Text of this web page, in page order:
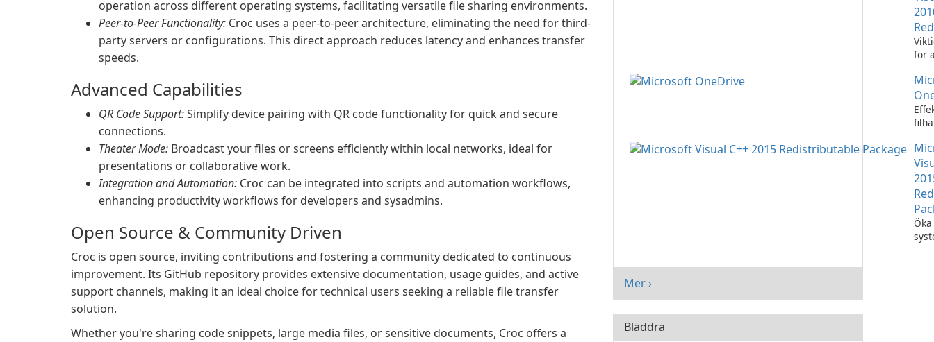
operation across different operating systems, facilitating versatile file sharing environments.
Peer-to-Peer Functionality: Croc uses a peer-to-peer architecture, eliminating the need for third-
party servers or configurations. This direct approach reduces latency and enhances transfer
speeds.
Advanced Capabilities
QR Code Support:Simplify device pairing with QR code functionality for quick and secure
connections.
Theater Mode: Broadcast your files or screens efficiently within local networks, ideal for
presentations or collaborative work.
Integration and Automation: Croc can be integrated into scripts and automation workflows,
enhancing productivity workflows for developers and sysadmins.
Open Source & Community Driven
Croc is open source, inviting contributions and fostering a community dedicated to continuous
improvement. Its GitHub repository provides extensive documentation, usage guides, and active
support channels, making it an ideal choice for technical users seeking a reliable file transfer
solution.
Whether you're sharing code snippets, large media files, or sensitive documents, Croc offers a
för
Mer ›
Bläddra